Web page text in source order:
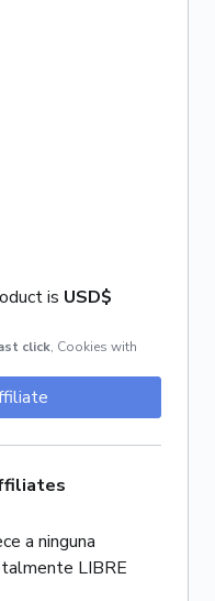
is USD$
click, Cookies with
a ninguna
LIBRE